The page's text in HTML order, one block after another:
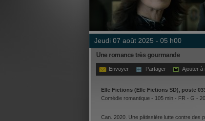
jeudi 07 août 2025 - 05 h00
Une romance très gourmande
Envoyer Partager Ajouter à
Elle Fictions (Elle Fictions SD), poste
Comédie romantique - 105 min - FR - G -
Can. 2020. Une pâtissière lutte contre des